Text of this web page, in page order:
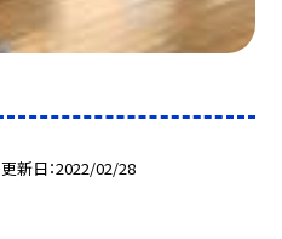
更新日 2022/02/28